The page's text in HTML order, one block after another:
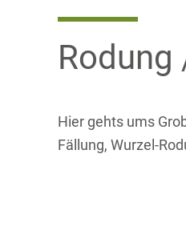
Rodung
Hier gehts ums
Fällung, Wurzel-